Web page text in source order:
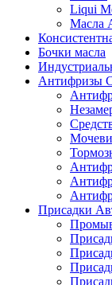
Liqui
Масла
Бочки масла
Антифризы
Присадки